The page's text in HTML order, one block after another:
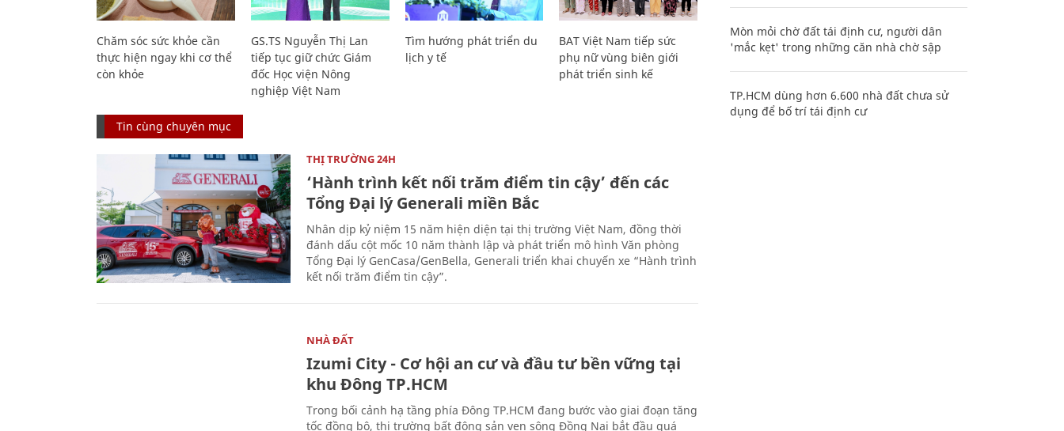
Chăm sóc sức khỏe cần
thực hiện ngay khi cơ thể
còn khỏe
GS.TS Nguyễn Thị Lan
tiếp tục giữ chức Giám
đốc Học viện Nông
nghiệp Việt Nam
Tìm hướng phát triển du
lịch y tế
BAT Việt Nam tiếp sức
phụ nữ vùng biên giới
phát triển sinh kế
Tin cùng chuyên mục
THỊ TRƯỜNG 24H
‘Hành trình kết nối trăm điểm tin cậy’ đến các
Tổng Đại lý Generali miền Bắc
Nhân dịp kỷ niệm 15 năm hiện diện tại thị trường Việt Nam, đồng thời
đánh dấu cột mốc 10 năm thành lập và phát triển mô hình Văn phòng
Tổng Đại lý GenCasa/GenBella, Generali triển khai chuyến xe “Hành trình
kết nối trăm điểm tin cậy”.
NHÀ ĐẤT
Izumi City - Cơ hội an cư và đầu tư bền vững tại
khu Đông TP.HCM
Trong bối cảnh hạ tầng phía Đông TP.HCM đang bước vào giai đoạn tăng
tốc đồng bộ, thị trường bất động sản ven sông Đồng Nai bắt đầu quá
Mòn mỏi chờ đất tái định cư, người dân
'mắc kẹt' trong những căn nhà chờ sập
TP.HCM dùng hơn 6.600 nhà đất chưa sử
dụng để bố trí tái định cư